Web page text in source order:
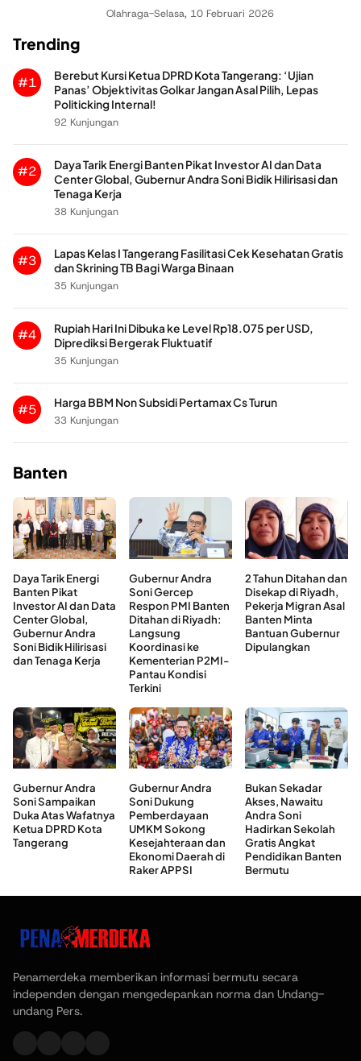
Olahraga-Selasa, 10 Februari 2026
Trending
#1
Berebut Kursi Ketua DPRD Kota Tangerang: ‘Ujian
Panas’ Objektivitas Golkar Jangan Asal Pilih, Lepas
Politicking Internal!
92 Kunjungan
#2
Daya Tarik Energi Banten Pikat Investor AI dan Data
Center Global, Gubernur Andra Soni Bidik Hilirisasi dan
Tenaga Kerja
38 Kunjungan
#3
Lapas Kelas I Tangerang Fasilitasi Cek Kesehatan Gratis
dan Skrining TB Bagi Warga Binaan
35 Kunjungan
#4
Rupiah Hari Ini Dibuka ke Level Rp18.075 per USD,
Diprediksi Bergerak Fluktuatif
35 Kunjungan
#5
Harga BBM Non Subsidi Pertamax Cs Turun
33 Kunjungan
Banten
Daya Tarik Energi
Banten Pikat
Investor AI dan Data
Center Global,
Gubernur Andra
Soni Bidik Hilirisasi
dan Tenaga Kerja
Gubernur Andra
Soni Gercep
Respon PMI Banten
Ditahan di Riyadh:
Langsung
Koordinasi ke
Kementerian P2MI-
Pantau Kondisi
Terkini
2 Tahun Ditahan dan
Disekap di Riyadh,
Pekerja Migran Asal
Banten Minta
Bantuan Gubernur
Dipulangkan
Gubernur Andra
Soni Sampaikan
Duka Atas Wafatnya
Ketua DPRD Kota
Tangerang
Gubernur Andra
Soni Dukung
Pemberdayaan
UMKM Sokong
Kesejahteraan dan
Ekonomi Daerah di
Raker APPSI
Bukan Sekadar
Akses, Nawaitu
Andra Soni
Hadirkan Sekolah
Gratis Angkat
Pendidikan Banten
Bermutu
Penamerdeka memberikan informasi bermutu secara
independen dengan mengedepankan norma dan Undang-
undang Pers.